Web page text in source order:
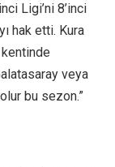
Ligi’ni 8’inci
hak etti. Kura
veya
bu sezon.”